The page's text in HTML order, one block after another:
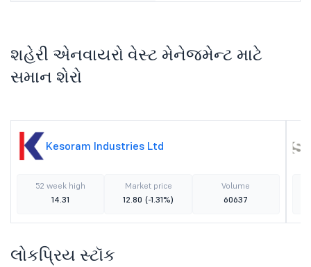
શહેરી એનવાયરો વેસ્ટ મેનેજમેન્ટ માટે
સમાન શેરો
Kesoram Industries Ltd
52 week high
14.31
Market price
12.80 (-1.31%)
Volume
60637
લોકપ્રિય સ્ટૉક